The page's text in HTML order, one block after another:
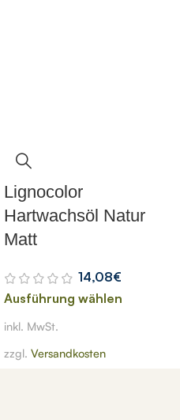
Lignocolor
Hartwachsöl Natur
Matt
14,08€
Ausführung wählen
inkl. MwSt.
zzgl. Versandkosten